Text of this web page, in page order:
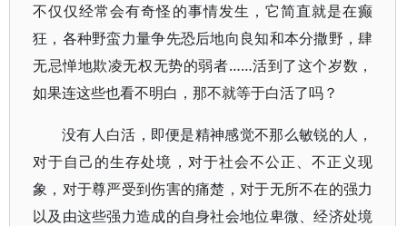
不仅仅经常会有奇怪的事情发生，它简直就是在癫
狂，各种野蛮力量争先恐后地向良知和本分撒野，肆
无忌惮地欺凌无权无势的弱者……活到了这个岁数，
如果连这些也看不明白，那不就等于白活了吗？
没有人白活，即便是精神感觉不那么敏锐的人，
对于自己的生存处境，对于社会不公正、不正义现
象，对于尊严受到伤害的痛楚，对于无所不在的强力
以及由这些强力造成的自身社会地位卑微、经济处境